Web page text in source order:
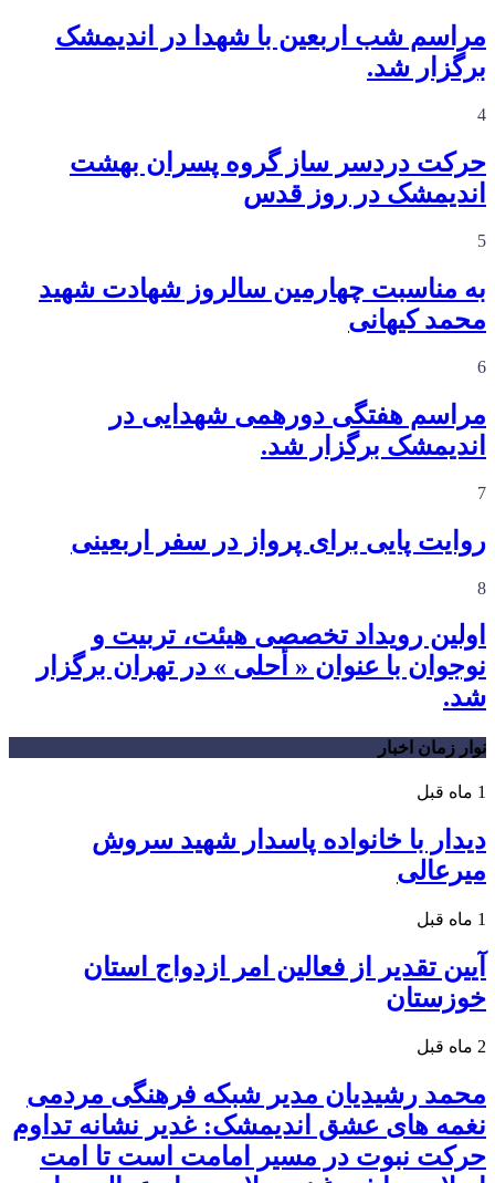
مراسم شب اربعین با شهدا در اندیمشک
برگزار شد.
4
حرکت دردسر ساز گروه پسران بهشت
اندیمشک در روز قدس
5
به مناسبت چهارمین سالروز شهادت شهید
محمد کیهانی
6
مراسم هفتگی دورهمی شهدایی در
اندیمشک برگزار شد.
7
روایت پایی برای پرواز در سفر اربعینی
8
اولین رویداد تخصصی هیئت، تربیت و
نوجوان با عنوان « أحلی » در تهران برگزار
شد.
نوار زمان اخبار
1 ماه قبل
دیدار با خانواده پاسدار شهید سروش
میرعالی
1 ماه قبل
آیین تقدیر از فعالین امر ازدواج استان
خوزستان
2 ماه قبل
محمد رشیدیان مدیر شبکه فرهنگی مردمی
نغمه های عشق اندیمشک: غدیر نشانه تداوم
حرکت نبوت در مسیر امامت است تا امت